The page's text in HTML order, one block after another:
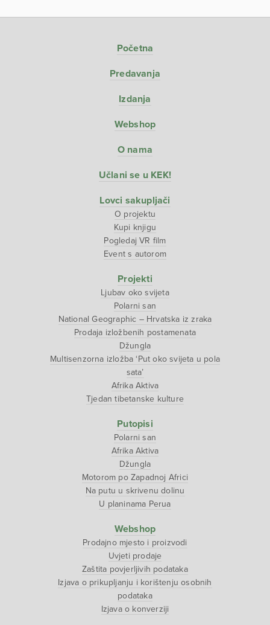
Početna
Predavanja
Izdanja
Webshop
O nama
Učlani se u KEK!
Lovci sakupljači
O projektu
Kupi knjigu
Pogledaj VR film
Event s autorom
Projekti
Ljubav oko svijeta
Polarni san
National Geographic – Hrvatska iz zraka
Prodaja izložbenih postamenata
Džungla
Multisenzorna izložba ‘Put oko svijeta u pola
sata’
Afrika Aktiva
Tjedan tibetanske kulture
Putopisi
Polarni san
Afrika Aktiva
Džungla
Motorom po Zapadnoj Africi
Na putu u skrivenu dolinu
U planinama Perua
Webshop
Prodajno mjesto i proizvodi
Uvjeti prodaje
Zaštita povjerljivih podataka
Izjava o prikupljanju i korištenju osobnih
podataka
Izjava o konverziji